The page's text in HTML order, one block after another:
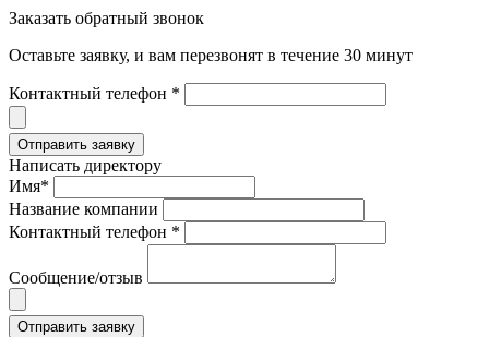
Заказать обратный звонок
Оставьте заявку, и вам перезвонят в течение 30 минут
Контактный телефон *
Написать директору
Имя*
Название компании
Контактный телефон *
Сообщение/отзыв